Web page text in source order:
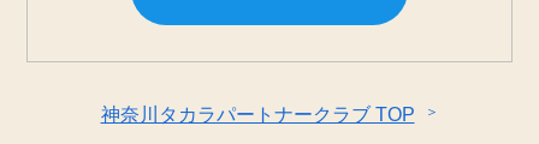
神奈川タカラパートナークラブ TOP ＞